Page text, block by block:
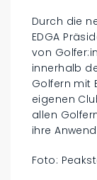
Durch die
EDGA
von
innerhalb
Golfern mit
eigenen
allen
ihre
Foto: